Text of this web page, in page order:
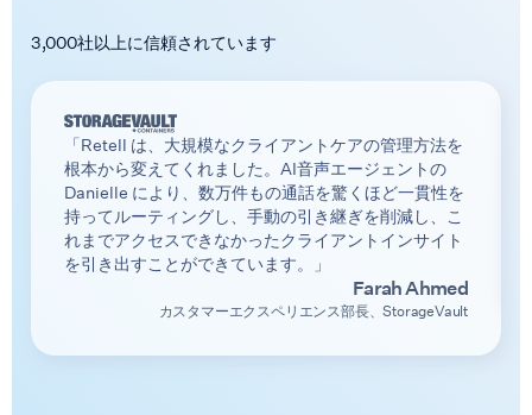
3,000社以上に信頼されています
「Retell は、大規模なクライアントケアの管理方法を
根本から変えてくれました。AI音声エージェントの
Danielle により、数万件もの通話を驚くほど一貫性を
持ってルーティングし、手動の引き継ぎを削減し、こ
れまでアクセスできなかったクライアントインサイト
を引き出すことができています。」
Farah Ahmed
カスタマーエクスペリエンス部長、StorageVault